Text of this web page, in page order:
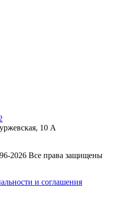
10 А
Все права защищены
и соглашения